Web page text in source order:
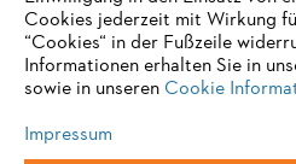
STIHL VERTRIEBS AG, 8617 Mönchaltorf
Sie nutzen einen Browser, den wir
eine optimale Nutzung unserer
einem der folgenden Browser zu
Cookies jederzeit mit Wirkung
“Cookies“ in der Fußzeile
Informationen erhalten Sie in
sowie in unseren Cookie
Impressum